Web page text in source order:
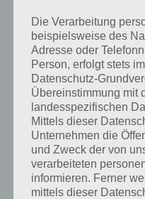
Gestaltungsmöglichkeiten der
Fingerbewegungen Berge
Ozeane. Zudem gibt es einige
jagen. Finden Tiere nichts zu
aber fortpflanzen, konnten
Wenn man später
speichern. Im Menü kann
definieren, um so schnell und
Aber damit zeigt sich auch:
nur das machen. Einen
Android und iOS nämlich nicht.
Die Verarbeitung
beispielsweise des
Adresse oder
Person, erfolgt stets
Datenschutz-
Übereinstimmung mit
landesspezifischen
Mittels dieser
Unternehmen die
und Zweck der von
verarbeiteten
informieren. Ferner
mittels dieser